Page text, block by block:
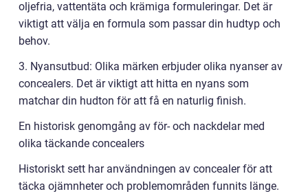
oljefria, vattentäta och krämiga formuleringar. Det är
viktigt att välja en formula som passar din hudtyp och
behov.
3. Nyansutbud: Olika märken erbjuder olika nyanser av
concealers. Det är viktigt att hitta en nyans som
matchar din hudton för att få en naturlig finish.
En historisk genomgång av för- och nackdelar med
olika täckande concealers
Historiskt sett har användningen av concealer för att
täcka ojämnheter och problemområden funnits länge.